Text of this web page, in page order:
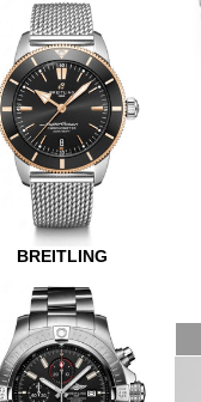
BREITLING